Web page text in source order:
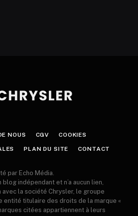
NOUS CGV COOKIES
PLAN DU SITE CONTACT
par Echo Média.
indépendant et n’a aucun lien,
la société Chrysler, le groupe
entité titulaire des droits de la marque «
citées appartiennent à leurs